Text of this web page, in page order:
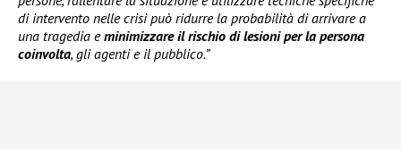
di intervento nelle crisi può ridurre la probabilità di arrivare a
una tragedia eminimizzare il rischio di lesioni per la persona
coinvolta, gli agenti e il pubblico.”